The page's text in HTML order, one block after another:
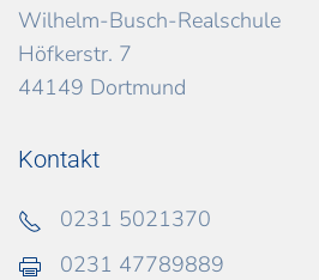
Wilhelm-Busch-Realschule
Höfkerstr. 7
44149 Dortmund
Kontakt
0231 5021370
0231 47789889